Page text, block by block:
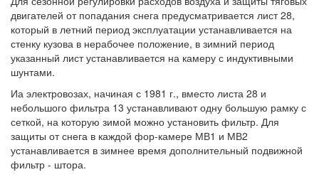
двигателей от попадания снега предусматривается лист 28,
который в летний период эксплуатации устанавливается на
стенку кузова в нерабочее положение, в зимний период
указанный лист устанавливается на камеру с индуктивными
шунтами.
Иа электровозах, начиная с 1981 г., вместо листа 28 и
небольшого фильтра 13 устанавливают одну большую рамку с
сеткой, на которую зимой можно установить фильтр. Для
защиты от снега в каждой фор-камере МВ1 и МВ2
устанавливается в зимнее время дополнительный подвижной
фильтр - штора.